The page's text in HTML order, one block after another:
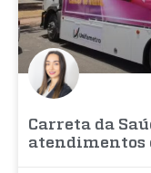
Carreta da
atendimentos